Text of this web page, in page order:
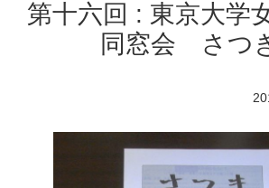
第十六回 : 東京大学
同窓会 さつ